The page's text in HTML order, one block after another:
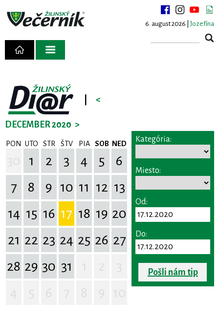
6. august 2026 | Jozefína
<
DECEMBER 2020 >
PON UTO STR ŠTV PIA SOB NED
1 2 3 4 5
6
7
8 9 10 11 12 13
14 15 16 17 18 19 20
21 22 23 24 25 26 27
28 29 30 31
Kategória:
Miesto:
Od:
Do:
Pošli nám tip